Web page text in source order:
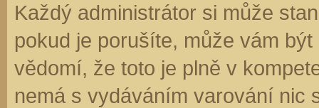
Každý administrátor si může
pokud je porušíte, může vám
vědomí, že toto je plně v
nemá s vydáváním varování nic